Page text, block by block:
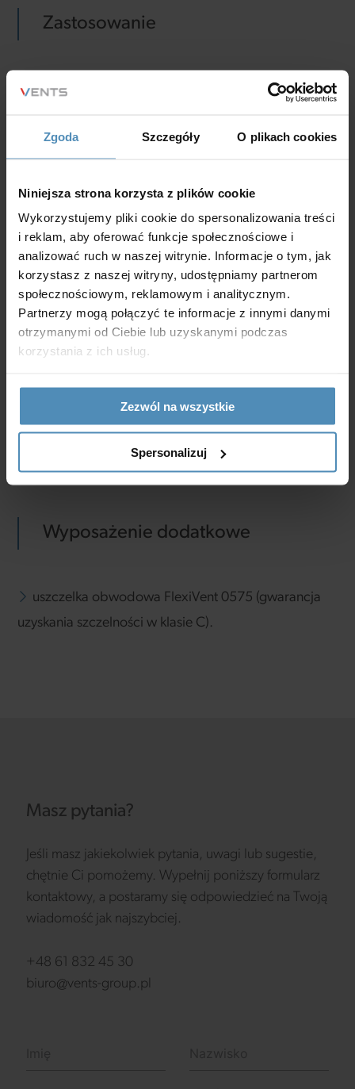
Zgoda Szczegóły O plikach cookies
Niniejsza strona korzysta z plików cookie
Wykorzystujemy pliki cookie do spersonalizowania treści
i reklam, aby oferować funkcje społecznościowe i
analizować ruch w naszej witrynie. Informacje o tym, jak
korzystasz z naszej witryny, udostępniamy partnerom
społecznościowym, reklamowym i analitycznym.
Partnerzy mogą połączyć te informacje z innymi danymi
otrzymanymi od Ciebie lub uzyskanymi podczas
korzystania z ich usług.
Zezwól na wszystkie
Spersonalizuj
Zastosowanie
Do rozprowadzania powietrza do kanałów
nawiewnej i wywiewnej pomieszczeń.
Charakterystyka
polipropylen (PP) z elastomerem termoplastycznym
(SEBS),
temperatura pracy: od -20 do +60°С
Ø160/200 mm,
Wyposażenie dodatkowe
uszczelka obwodowa FlexiVent 0575 (gwarancja
uzyskania szczelności w klasie C).
Masz pytania?
Jeśli masz jakiekolwiek pytania, uwagi lub sugestie,
chętnie Ci pomożemy. Wypełnij poniższy formularz
kontaktowy, a postaramy się odpowiedzieć na Twoją
wiadomość jak najszybciej.
+48 61 832 45 30
biuro@vents-group.pl